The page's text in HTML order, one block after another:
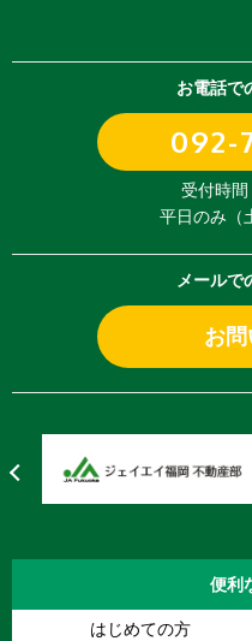
お電話で
092-
受付時
平日のみ（
メールで
お
便利
はじめての方